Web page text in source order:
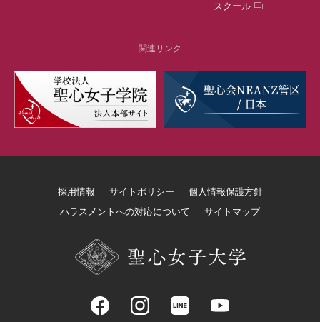
スクール
関連リンク
採用情報 サイトポリシー
個人情報保護方針
ハラスメントへの対応について
サイトマップ